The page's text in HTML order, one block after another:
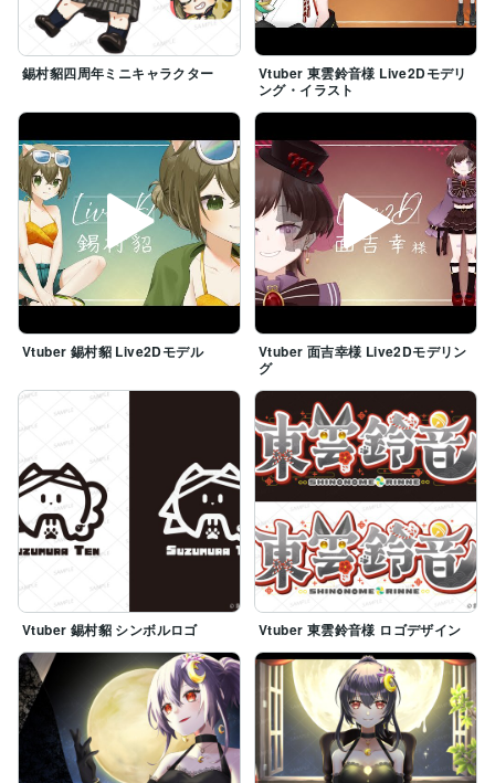
錫村貂四周年ミニキャラクター
Vtuber 東雲鈴音様 Live2Dモデリ
ング・イラスト
Vtuber 錫村貂 Live2Dモデル
Vtuber 面吉幸様 Live2Dモデリン
グ
Vtuber 錫村貂 シンボルロゴ Vtuber 東雲鈴音様 ロゴデザイン